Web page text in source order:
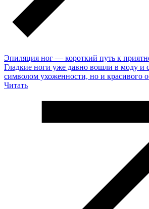
Эпиляция ног — короткий путь к
Гладкие ноги уже давно вошли в моду и
символом ухоженности, но и красивого
Читать